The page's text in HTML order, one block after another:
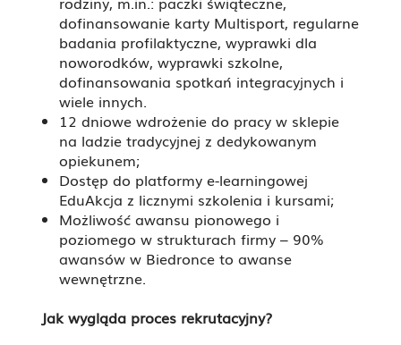
dofinansowanie karty Multisport, regularne
badania profilaktyczne, wyprawki dla
noworodków, wyprawki szkolne,
dofinansowania spotkań integracyjnych i
wiele innych.
12 dniowe wdrożenie do pracy w sklepie
na ladzie tradycyjnej z dedykowanym
opiekunem;
Dostęp do platformy e-learningowej
EduAkcja z licznymi szkolenia i kursami;
Możliwość awansu pionowego i
poziomego w strukturach firmy – 90%
awansów w Biedronce to awanse
wewnętrzne.
Jak wygląda proces rekrutacyjny?